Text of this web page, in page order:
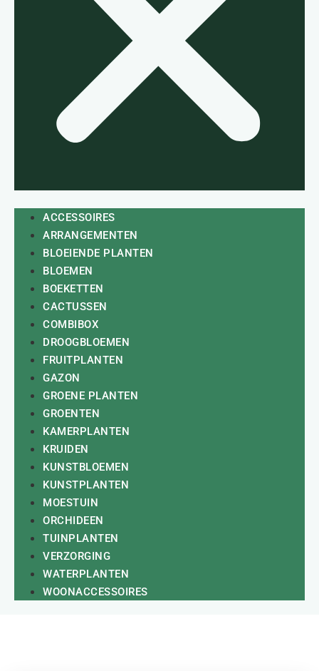
ACCESSOIRES
ARRANGEMENTEN
BLOEIENDE PLANTEN
BLOEMEN
BOEKETTEN
CACTUSSEN
COMBIBOX
DROOGBLOEMEN
FRUITPLANTEN
GAZON
GROENE PLANTEN
GROENTEN
KAMERPLANTEN
KRUIDEN
KUNSTBLOEMEN
KUNSTPLANTEN
MOESTUIN
ORCHIDEEN
TUINPLANTEN
VERZORGING
WATERPLANTEN
WOONACCESSOIRES